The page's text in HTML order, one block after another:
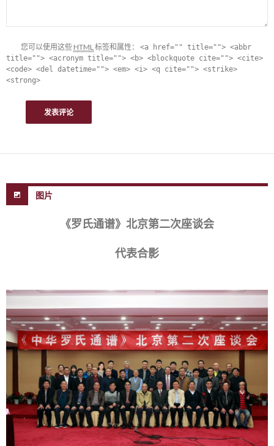
您可以使用这些 HTML标签和属性： <a href="" title=""> <abbr
title=""> <acronym title=""> <b> <blockquote cite=""> <cite>
<code> <del datetime=""> <em> <i> <q cite=""> <strike>
<strong>
图片
《罗氏通谱》北京第二次座谈会
代表合影